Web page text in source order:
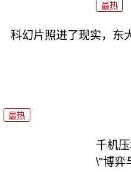
最热
科幻片照进了现实，东
最热
千机
\"博弈